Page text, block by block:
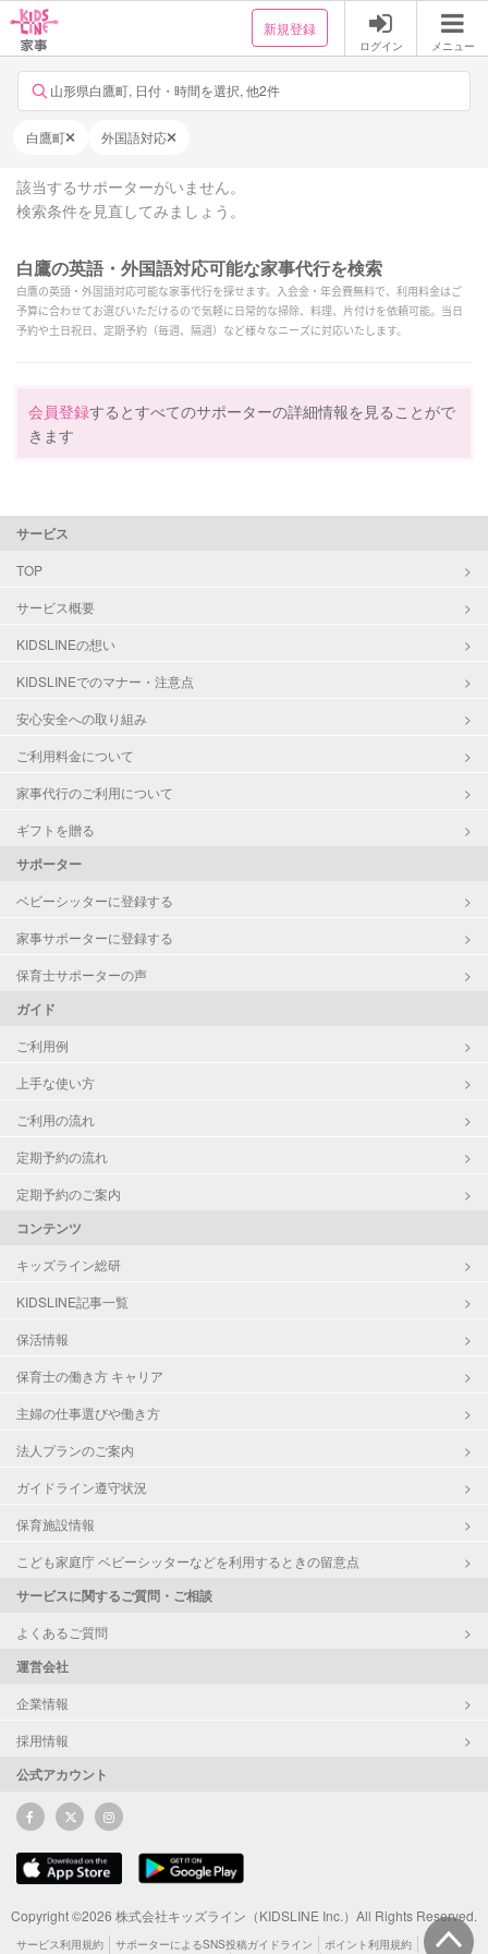
新規登録
ログイン メニュー
山形県白鷹町, 日付・時間を選択, 他2件
白鷹町 外国語対応
該当するサポーターがいません。
検索条件を見直してみましょう。
白鷹の英語・外国語対応可能な家事代行を検索
白鷹の英語・外国語対応可能な家事代行を探せます。入会金・年会費無料で、利用料金はご
予算に合わせてお選びいただけるので気軽に日常的な掃除、料理、片付けを依頼可能。当日
予約や土日祝日、定期予約（毎週、隔週）など様々なニーズに対応いたします。
会員登録するとすべてのサポーターの詳細情報を見ることがで
きます
サービス
TOP
サービス概要
KIDSLINEの想い
KIDSLINEでのマナー・注意点
安心安全への取り組み
ご利用料金について
家事代行のご利用について
ギフトを贈る
サポーター
ベビーシッターに登録する
家事サポーターに登録する
保育士サポーターの声
ガイド
ご利用例
上手な使い方
ご利用の流れ
定期予約の流れ
定期予約のご案内
コンテンツ
キッズライン総研
KIDSLINE記事一覧
保活情報
保育士の働き方 キャリア
主婦の仕事選びや働き方
法人プランのご案内
ガイドライン遵守状況
保育施設情報
こども家庭庁 ベビーシッターなどを利用するときの留意点
サービスに関するご質問・ご相談
よくあるご質問
運営会社
企業情報
採用情報
公式アカウント
Copyright ©2026 株式会社キッズライン（KIDSLINE Inc.）All Rights Reserved.
サービス利用規約 サポーターによるSNS投稿ガイドライン
ポイント利用規約